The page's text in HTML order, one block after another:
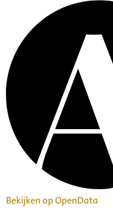
Bekijken op OpenData